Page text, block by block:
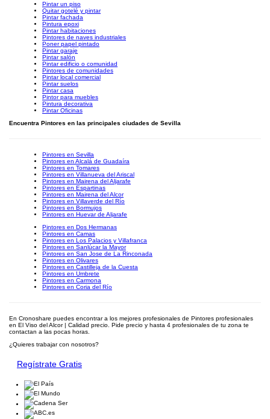
Pintar un piso
Quitar gotelé y pintar
Pintar fachada
Pintura epoxi
Pintar habitaciones
Pintores de naves industriales
Poner papel pintado
Pintar garaje
Pintar salón
Pintar edificio o comunidad
Pintores de comunidades
Pintar local comercial
Pintar suelos
Pintar casa
Pintor para muebles
Pintura decorativa
Pintar Oficinas
Encuentra Pintores en las principales ciudades de Sevilla
Pintores en Sevilla
Pintores en Alcalá de Guadaíra
Pintores en Tomares
Pintores en Villanueva del Ariscal
Pintores en Mairena del Aljarafe
Pintores en Espartinas
Pintores en Mairena del Alcor
Pintores en Villaverde del Río
Pintores en Bormujos
Pintores en Huevar de Aljarafe
Pintores en Dos Hermanas
Pintores en Camas
Pintores en Los Palacios y Villafranca
Pintores en Sanlúcar la Mayor
Pintores en San Jose de La Rinconada
Pintores en Olivares
Pintores en Castilleja de la Cuesta
Pintores en Umbrete
Pintores en Carmona
Pintores en Coria del Río
En Cronoshare puedes encontrar a los mejores profesionales de Pintores profesionales
en El Viso del Alcor | Calidad precio. Pide precio y hasta 4 profesionales de tu zona te
contactan a las pocas horas.
¿Quieres trabajar con nosotros?
Regístrate Gratis